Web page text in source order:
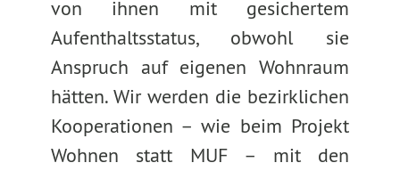
von ihnen mit gesichertem
Aufenthaltsstatus, obwohl sie
Anspruch auf eigenen Wohnraum
hätten. Wir werden die bezirklichen
Kooperationen – wie beim Projekt
Wohnen statt MUF – mit den